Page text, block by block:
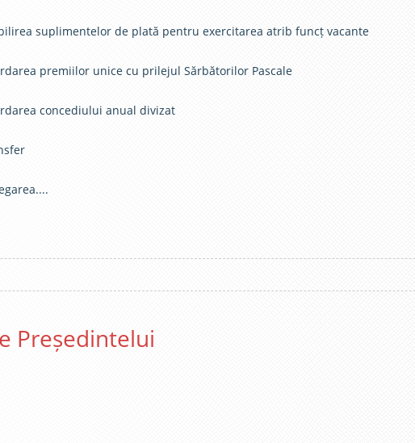
suplimentelor de plată pentru exercitarea atrib funcț vacante
premiilor unice cu prilejul Sărbătorilor Pascale
concediului anual divizat
Președintelui